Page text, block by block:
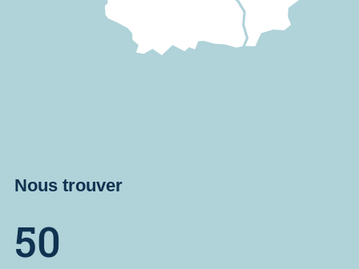
Nous trouver
50